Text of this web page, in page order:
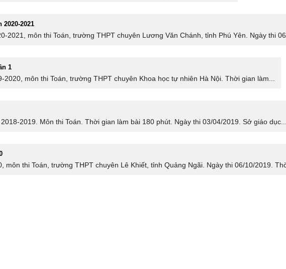
2021
2021, môn thi Toán, trường THPT chuyên Lương Văn Chánh, tỉnh Phú Yên. Ngày thi
1
môn thi Toán, trường THPT chuyên Khoa học tự nhiên Hà Nội. Thời gian làm...
2019. Môn thi Toán. Thời gian làm bài 180 phút. Ngày thi 03/04/2019. Sở giáo dục...
thi Toán, trường THPT chuyên Lê Khiết, tỉnh Quảng Ngãi. Ngày thi 06/10/2019.